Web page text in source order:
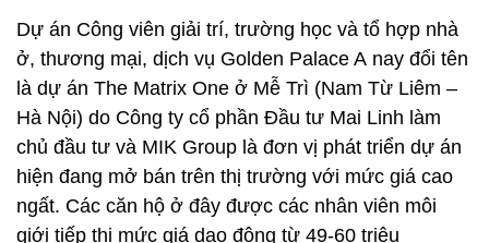
Dự án Công viên giải trí, trường học và tổ hợp nhà
ở, thương mại, dịch vụ Golden Palace A nay đổi tên
là dự án The Matrix One ở Mễ Trì (Nam Từ Liêm –
Hà Nội) do Công ty cổ phần Đầu tư Mai Linh làm
chủ đầu tư và MIK Group là đơn vị phát triển dự án
hiện đang mở bán trên thị trường với mức giá cao
ngất. Các căn hộ ở đây được các nhân viên môi
giới tiếp thị mức giá dao động từ 49-60 triệu